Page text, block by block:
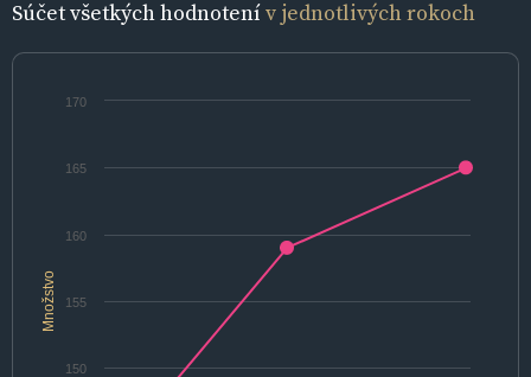
Súčet všetkých hodnotenív jednotlivých rokoch
Množstvo
150
155
160
165
170